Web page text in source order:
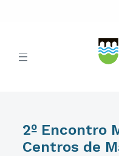
2º Encontro
Centros de